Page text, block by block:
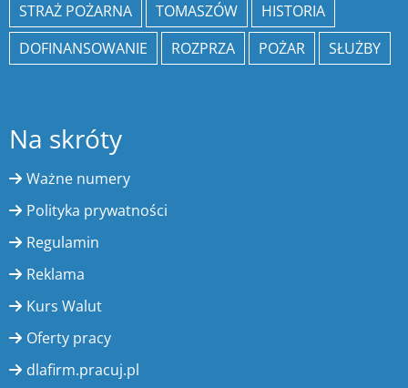
STRAŻ POŻARNA
TOMASZÓW
HISTORIA
DOFINANSOWANIE
ROZPRZA POŻAR SŁUŻBY
Na skróty
Ważne numery
Polityka prywatności
Regulamin
Reklama
Kurs Walut
Oferty pracy
dlafirm.pracuj.pl